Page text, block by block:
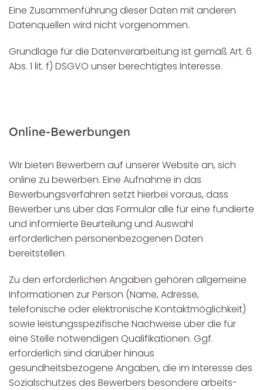
Eine Zusammenführung dieser Daten mit anderen
Datenquellen wird nicht vorgenommen.
Grundlage für die Datenverarbeitung ist gemäß Art. 6
Abs. 1 lit. f) DSGVO unser berechtigtes Interesse.
Online-Bewerbungen
Wir bieten Bewerbern auf unserer Website an, sich
online zu bewerben. Eine Aufnahme in das
Bewerbungsverfahren setzt hierbei voraus, dass
Bewerber uns über das Formular alle für eine fundierte
und informierte Beurteilung und Auswahl
erforderlichen personenbezogenen Daten
bereitstellen.
Zu den erforderlichen Angaben gehören allgemeine
Informationen zur Person (Name, Adresse,
telefonische oder elektronische Kontaktmöglichkeit)
sowie leistungsspezifische Nachweise über die für
eine Stelle notwendigen Qualifikationen. Ggf.
erforderlich sind darüber hinaus
gesundheitsbezogene Angaben, die im Interesse des
Sozialschutzes des Bewerbers besondere arbeits-